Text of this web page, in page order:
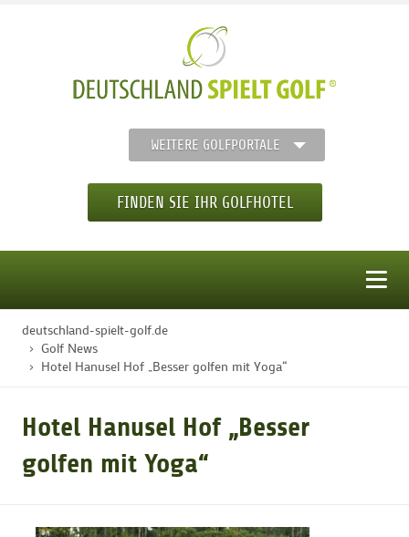
WEITERE GOLFPORTALE
FINDEN SIE IHR GOLFHOTEL
STARTSEITE
GOLFARRANGEMENTS
deutschland-spielt-golf.de
Golf News
Hotel Hanusel Hof „Besser golfen mit Yoga“
Hotel Hanusel Hof „Besser
golfen mit Yoga“